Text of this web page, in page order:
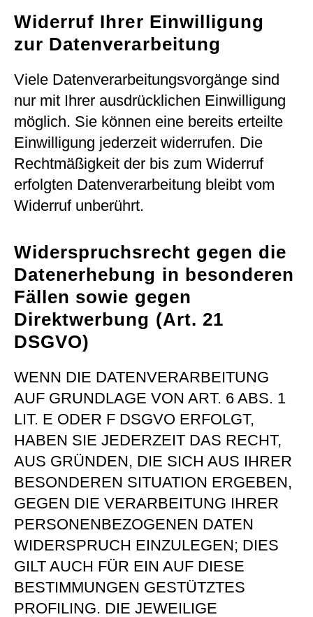
Widerruf Ihrer Einwilligung
zur Datenverarbeitung
Viele Datenverarbeitungsvorgänge sind
nur mit Ihrer ausdrücklichen Einwilligung
möglich. Sie können eine bereits erteilte
Einwilligung jederzeit widerrufen. Die
Rechtmäßigkeit der bis zum Widerruf
erfolgten Datenverarbeitung bleibt vom
Widerruf unberührt.
Widerspruchsrecht gegen die
Datenerhebung in besonderen
Fällen sowie gegen
Direktwerbung (Art. 21
DSGVO)
WENN DIE DATENVERARBEITUNG
AUF GRUNDLAGE VON ART. 6 ABS. 1
LIT. E ODER F DSGVO ERFOLGT,
HABEN SIE JEDERZEIT DAS RECHT,
AUS GRÜNDEN, DIE SICH AUS IHRER
BESONDEREN SITUATION ERGEBEN,
GEGEN DIE VERARBEITUNG IHRER
PERSONENBEZOGENEN DATEN
WIDERSPRUCH EINZULEGEN; DIES
GILT AUCH FÜR EIN AUF DIESE
BESTIMMUNGEN GESTÜTZTES
PROFILING. DIE JEWEILIGE